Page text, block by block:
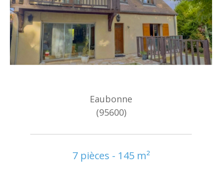
Eaubonne
(95600)
7 pièces - 145 m²
Référence
AFFINER LES CRITÈRES
FILTRER PAR
NOUVEAUTÉS